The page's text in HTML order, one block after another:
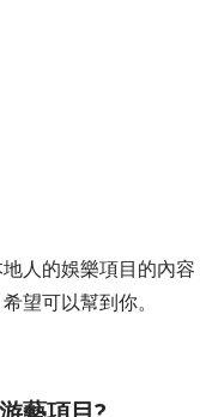
人的娛樂項目的內
望可以幫到你。